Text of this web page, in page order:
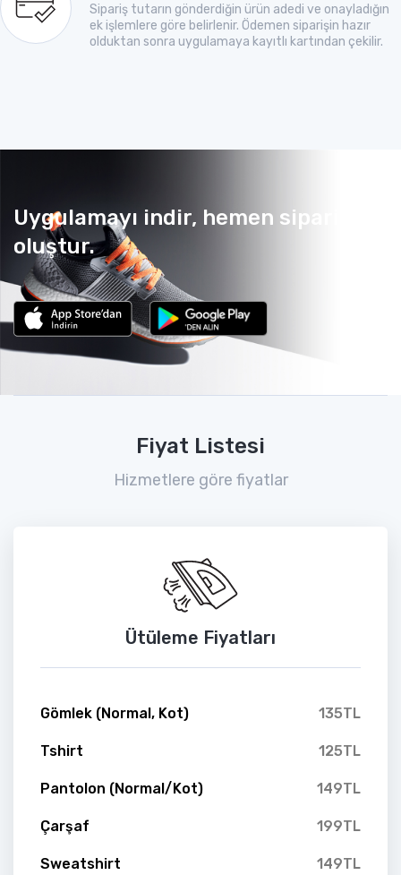
Sipariş tutarın gönderdiğin ürün adedi ve onayladığın
ek işlemlere göre belirlenir. Ödemen siparişin hazır
olduktan sonra uygulamaya kayıtlı kartından çekilir.
Uygulamayı indir, hemen sipariş
oluştur.
Fiyat Listesi
Hizmetlere göre fiyatlar
Ütüleme Fiyatları
Gömlek (Normal, Kot) 135TL
Tshirt 125TL
Pantolon (Normal/Kot) 149TL
Çarşaf 199TL
Sweatshirt 149TL